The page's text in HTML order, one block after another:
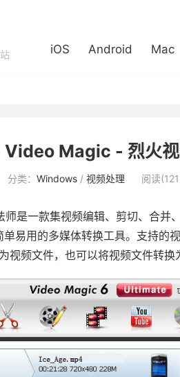
iOS Android Mac
Video Magic - 烈火
分类： Windows / 视频处理 阅读
师是一款集视频编辑、剪切、合并
易用的多媒体转换工具。支持的
视频文件，也可以将视频文件转换